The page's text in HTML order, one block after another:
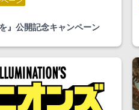
』公開記念キャンペーン